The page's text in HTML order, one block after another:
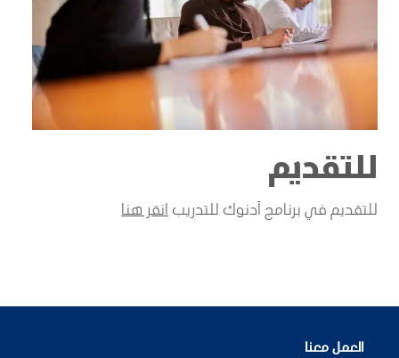
للتقديم
للتقديم في برنامج أدنوك للتدريب انقر هنا
العمل معنا